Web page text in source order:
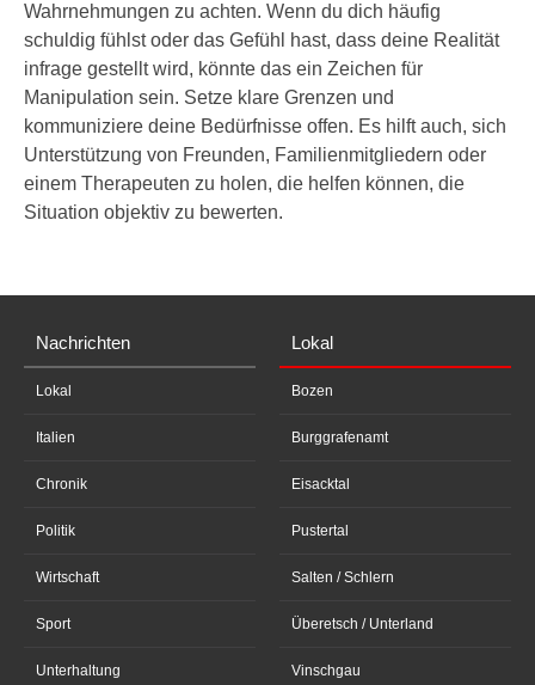
Wahrnehmungen zu achten. Wenn du dich häufig
schuldig fühlst oder das Gefühl hast, dass deine Realität
infrage gestellt wird, könnte das ein Zeichen für
Manipulation sein. Setze klare Grenzen und
kommuniziere deine Bedürfnisse offen. Es hilft auch, sich
Unterstützung von Freunden, Familienmitgliedern oder
einem Therapeuten zu holen, die helfen können, die
Situation objektiv zu bewerten.
Nachrichten
Lokal
Italien
Chronik
Politik
Wirtschaft
Sport
Unterhaltung
Lokal
Bozen
Burggrafenamt
Eisacktal
Pustertal
Salten / Schlern
Überetsch / Unterland
Vinschgau